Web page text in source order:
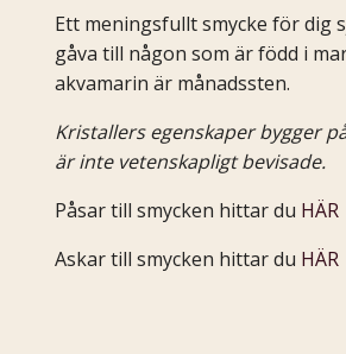
Ett meningsfullt smycke för dig
gåva till någon som är född i
akvamarin är månadssten.
Kristallers egenskaper bygger
är inte vetenskapligt bevisade.
Påsar till smycken hittar du HÄR
Askar till smycken hittar du HÄR